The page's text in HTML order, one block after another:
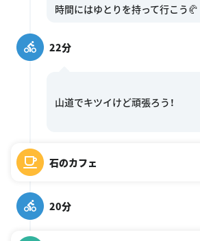
22分
山道でキツイけど頑張ろう！
石のカフェ
20分